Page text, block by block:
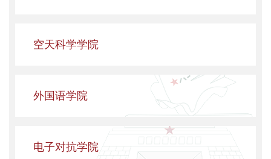
空天科学学院
外国语学院
电子对抗学院